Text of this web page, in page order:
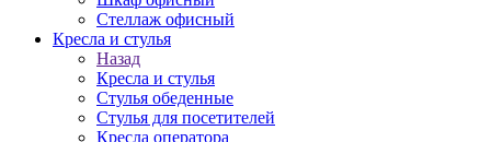
Стеллаж офисный
Кресла и стулья
Назад
Кресла и стулья
Стулья обеденные
Стулья для посетителей
Кресла оператора